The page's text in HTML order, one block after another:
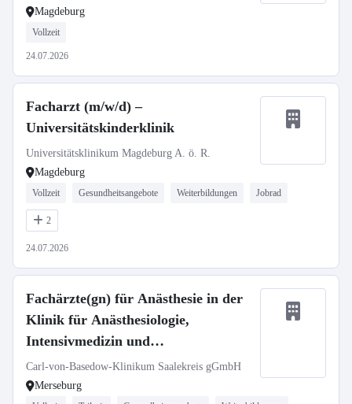
Magdeburg
Vollzeit
24.07.2026
Facharzt (m/w/d) –
Universitätskinderklinik
Universitätsklinikum Magdeburg A. ö. R.
Magdeburg
Vollzeit Gesundheitsangebote Weiterbildungen Jobrad
2
24.07.2026
Fachärzte(gn) für Anästhesie in der
Klinik für Anästhesiologie,
Intensivmedizin und
Schmerztherapie
Carl-von-Basedow-Klinikum Saalekreis gGmbH
Merseburg